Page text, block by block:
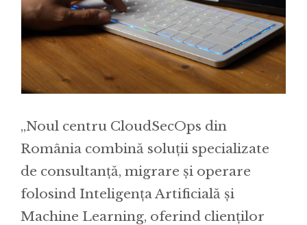
„Noul centru CloudSecOps din
România combină soluții specializate
de consultanță, migrare și operare
folosind Inteligența Artificială și
Machine Learning, oferind clienților